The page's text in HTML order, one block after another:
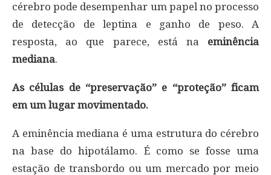
cérebro pode desempenhar um papel no processo
de detecção de leptina e ganho de peso. A
resposta, ao que parece, está na eminência
mediana.
As células de “preservação” e “proteção” ficam
em um lugar movimentado.
A eminência mediana é uma estrutura do cérebro
na base do hipotálamo. É como se fosse uma
estação de transbordo ou um mercado por meio